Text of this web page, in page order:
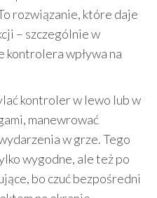
rozwiązanie, które daje
– szczególnie w
kontrolera wpływa na
kontroler w lewo lub w
manewrować
w grze. Tego
wygodne, ale też po
bo czuć bezpośredni